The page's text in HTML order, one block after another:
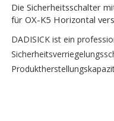
Die Sicherheitsschalter
für OX-K5 Horizontal
DADISICK ist ein